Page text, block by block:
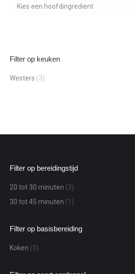
Filter op keuken
Westers (3)
Filter op bereidingstijd
20 tot 30 minuten (3)
30 tot 45 minuten (1)
Filter op basisbereiding
Koken (3)